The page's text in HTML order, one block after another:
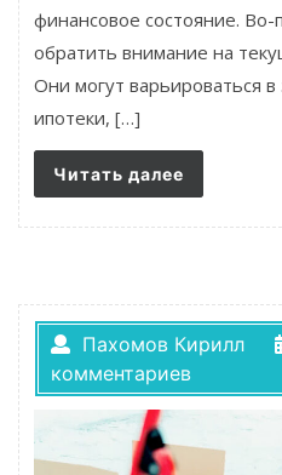
финансовое состояние.
обратить внимание на
Они могут варьироваться в
ипотеки, […]
Читать далее
Пахомов Кирилл
комментариев